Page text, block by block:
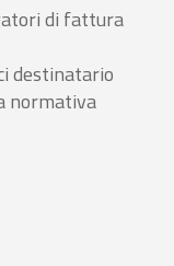
di fattura
destinatario
normativa